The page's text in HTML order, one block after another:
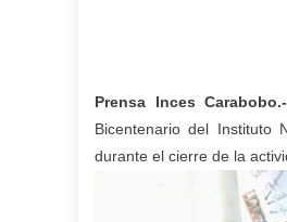
Prensa Inces Carabobo.-
Bicentenario del Instituto
durante el cierre de la